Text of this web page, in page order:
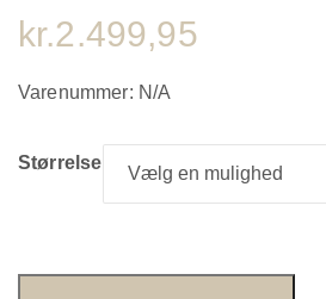
kr.2.499,95
Varenummer: N/A
Størrelse